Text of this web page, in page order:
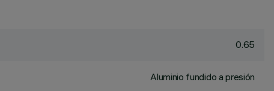
0.65
Aluminio fundido a presión